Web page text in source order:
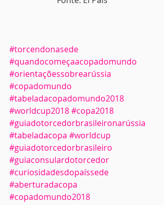
#torcendonasede
#quandocomeçaacopadomundo
#orientaçõessobrearússia
#copadomundo
#tabeladacopadomundo2018
#worldcup2018#copa2018
#guiadotorcedorbrasileironarússia
#tabeladacopa #worldcup
#guiadotorcedorbrasileiro
#guiaconsulardotorcedor
#curiosidadesdopaíssede
#aberturadacopa
#copadomundo2018